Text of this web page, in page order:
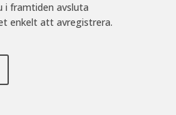
i framtiden avsluta
enkelt att avregistrera.